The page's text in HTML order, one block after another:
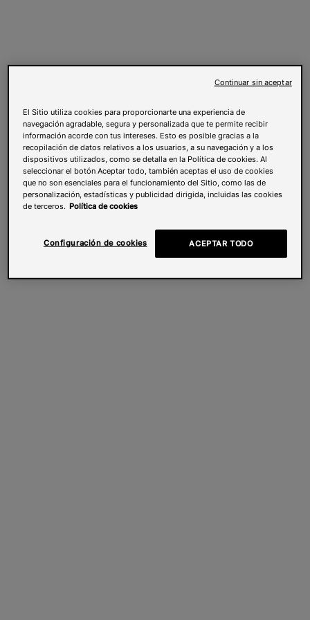
El Sitio utiliza cookies para proporcionarte una experiencia de
navegación agradable, segura y personalizada que te permite recibir
información acorde con tus intereses. Esto es posible gracias a la
recopilación de datos relativos a los usuarios, a su navegación y a los
dispositivos utilizados, como se detalla en la Política de cookies. Al
seleccionar el botón Aceptar todo, también aceptas el uso de cookies
que no son esenciales para el funcionamiento del Sitio, como las de
personalización, estadísticas y publicidad dirigida, incluidas las cookies
de terceros. Política de cookies
Configuración de cookies ACEPTAR TODO
Continuar sin aceptar